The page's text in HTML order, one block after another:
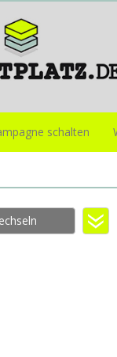
schalten